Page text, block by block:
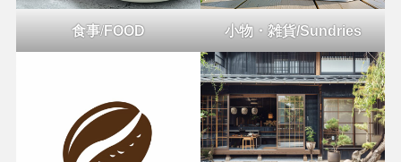
食事/FOOD 小物・雑貨/Sundries